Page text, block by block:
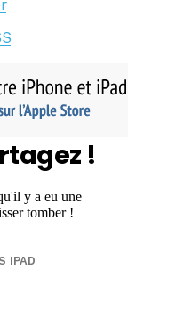
!
IPAD